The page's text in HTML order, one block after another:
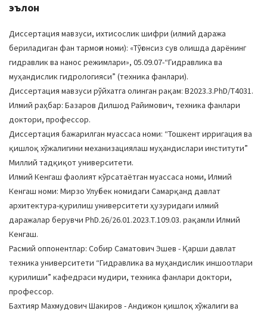
t
i
o
n
эълон
Диссертация мавзуси, ихтисослик шифри (илмий даража
бериладиган фан тармоғи номи): «Тўғонсиз сув олишда дарёнинг
гидравлик ва нанос режимлари», 05.09.07-“Гидравлика ва
муҳандислик гидрологияси” (техника фанлари).
Диссертация мавзуси рўйхатга олинган рақам: B2023.3.PhD/Т4031.
Илмий раҳбар: Базаров Дилшод Райимович, техника фанлари
доктори, профессор.
Диссертация бажарилган муассаса номи: “Тошкент ирригация ва
қишлоқ хўжалигини механизациялаш муҳандислари институти”
Миллий тадқиқот университети.
Илмий Кенгаш фаолият кўрсатаётган муассаса номи, Илмий
Кенгаш номи: Мирзо Улуғбек номидаги Самарқанд давлат
архитектура-қурилиш университети ҳузуридаги илмий
даражалар берувчи PhD.26/26.01.2023.Т.109.03. рақамли Илмий
Кенгаш.
Расмий оппонентлар: Собир Саматович Эшев - Қарши давлат
техника университети “Гидравлика ва муҳандислик иншоотлари
қурилиши” кафедраси мудири, техника фанлари доктори,
профессор.
Бахтияр Махмудович Шакиров - Андижон қишлоқ хўжалиги ва